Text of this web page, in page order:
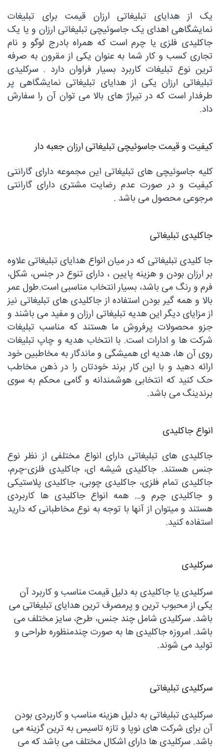
یک از هدایای تبلیغاتی ارزان قیمت برای تبلیغات
نمایشگاهی اهدای یک جاسوئیچی تبلیغاتی ارزان و یا یک
جاکلیدی فلزی یا چرم است که همراه بادرج لوگو و نام
تجاری کسب و کار شما به عنوان یکی از مقرون به صرفه
ترین نوع تبلیغات کاربرد بسیار فراوان دارد . سرکلیدی
تبلیغاتی ارزان یکی از هدایای تبلیغاتی نمایشگاهی پر
طرفدار است که در تیراژ های بالا می توان آن را سفارش
داد.
کیفیت و قیمت جاسوئیچی تبلیغاتی ارزان جعبه دار
کلیه جاسوئیچی های تبلیغاتی این مجموعه دارای گارانتی
کیفیت و در صورت عدم رضایت مشتری دارای گارانتی
مرجوعی محصول می باشد .
جاکلیدی تبلیغاتی
جا کلیدی تبلیغاتی که در میان انواع هدایای تبلیغاتی علاوه
بر ارزان بودن و هزینه پایین ، دارای تنوع در جنس، شکل،
فرم و رنگ می باشد، بسیار انتخاب مناسبی است.طول عمر
بالا و همه گیر بودن استفاده از جاکلیدی های تبلیغاتی نیز
از مزایای دیگر این هدیه تبلیغاتی ارزان و مفید می باشند و
جزو محصولات پرفروش ما هستند که مناسب تبلیغات
شرکت ها و ادارات است. با انتخاب هدیه و چاپ تبلیغات
روی آن ها، هدیه ای همیشگی و ماندگار به مخاطبین خود
ارائه دهید و با این کار برند خودتان را در ذهن مخاطب
حک کنید که انتخابی هوشمندانه و گامی محکم به سوی
برندینگ می باشد.
انواع جاکلیدی
جاکلیدی های تبلیغاتی دارای انواع مختلفی از نظر نوع
جنس هستند. جاکلیدی شیشه ای، جاکلیدی فلزی-چرم،
جاکلیدی تمام فلزی، جاکلیدی چوبی، جاکلیدی پلاستیکی
و جاکلیدی چرم و… همه انواع جاکلیدی ها کاربردی
هستند و میتوان از آنها با توجه به نوع مخاطبانی که دارید
استفاده کنید.
سرکلیدی
سرکلیدی یا جاکلیدی به دلیل قیمت مناسب و کاربرد آن
یکی از محبوب ترین و پرمصرف ترین هدایای تبلیغاتی می
باشد. سرکلیدی شامل چند جنس، طرح، سایز مختلف می
باشد. امروزه جاکلیدی ها به صورت چندمنظوره طراحی و
تولید می شوند.
سرکلیدی تبلیغاتی
سرکلیدی تبلیغاتی به دلیل هزینه مناسب و کاربردی بودن
آن برای شرکت های نوپا و تازه تاسیس به ترین گزینه می
باشد. سرکلیدی ها دارای اشکال مختلف می باشد که می